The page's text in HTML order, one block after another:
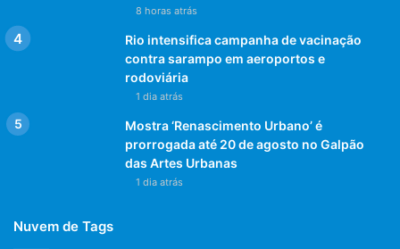
8 horas atrás
Rio intensifica campanha de vacinação
contra sarampo em aeroportos e
rodoviária
1 dia atrás
Mostra ‘Renascimento Urbano’ é
prorrogada até 20 de agosto no Galpão
das Artes Urbanas
1 dia atrás
Nuvem de Tags